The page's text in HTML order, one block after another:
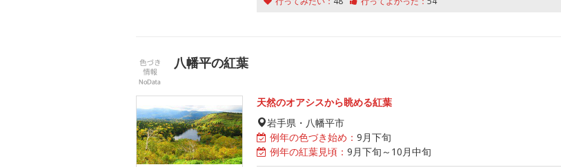
八幡平の紅葉
天然のオアシスから眺める紅葉
岩手県・八幡平市
例年の色づき始め： 9月下旬
例年の紅葉見頃： 9月下旬～10月中旬